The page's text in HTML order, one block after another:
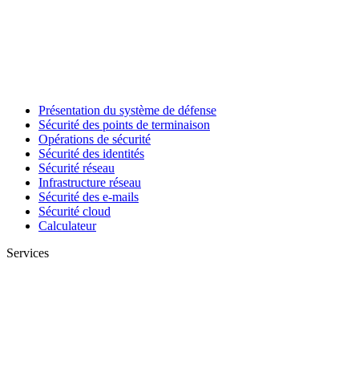
Présentation du système de défense
Sécurité des points de terminaison
Opérations de sécurité
Sécurité des identités
Sécurité réseau
Infrastructure réseau
Sécurité des e-mails
Sécurité cloud
Calculateur
Services